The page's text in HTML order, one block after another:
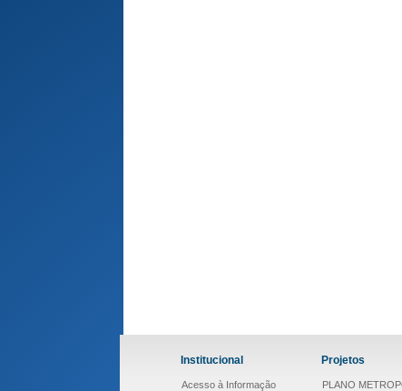
Institucional
Acesso à Informação
Projetos
PLANO